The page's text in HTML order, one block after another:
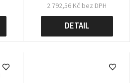
2 792,56 Kč bez DPH
DETAIL